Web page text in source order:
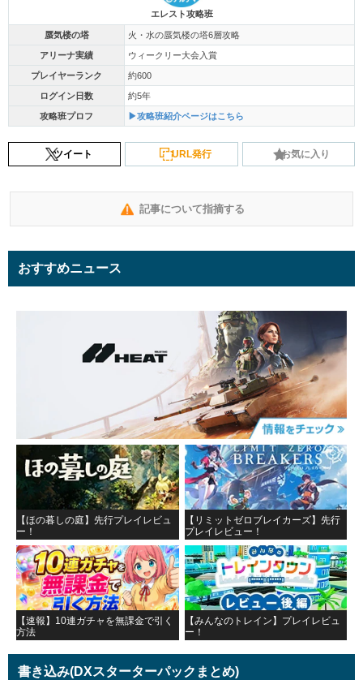
エレスト攻略班
蜃気楼の塔 火・水の蜃気楼の塔6層攻略
アリーナ実績 ウィークリー大会入賞
プレイヤーランク 約600
ログイン日数 約5年
攻略班プロフ ▶攻略班紹介ページはこちら
ツイート URL発行 お気に入り
記事について指摘する
おすすめニュース
【ほの暮しの庭】先行プレイレビュ
ー！
【リミットゼロブレイカーズ】先行
プレイレビュー！
【速報】10連ガチャを無課金で引く
方法
【みんなのトレイン】プレイレビュ
ー！
書き込み(DXスターターパックまとめ)